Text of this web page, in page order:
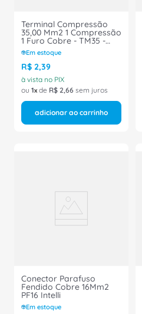
Terminal Compressão
35,00 Mm2 1 Compressão
1 Furo Cobre - TM35 -
INTELLI
Em estoque
R$ 2,39
à vista no PIX
ou 1 de R$ 2,66 sem juros
adicionar ao carrinho
Conector Parafuso
Fendido Cobre 16Mm2
PF16 Intelli
Em estoque